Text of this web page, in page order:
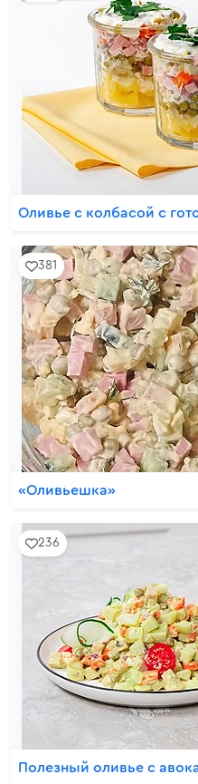
Оливье с колбасой с
381
«Оливьешка»
236
Полезный оливье с